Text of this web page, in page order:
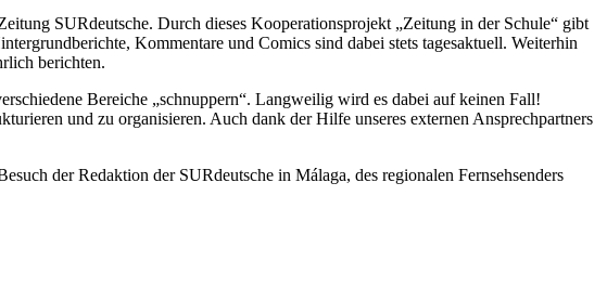
SURdeutsche. Durch dieses Kooperationsprojekt „Zeitung in der Schule“ gibt
Kommentare und Comics sind dabei stets tagesaktuell. Weiterhin
berichten.
Bereiche „schnuppern“. Langweilig wird es dabei auf keinen Fall!
und zu organisieren. Auch dank der Hilfe unseres externen Ansprechpartners
der Redaktion der SURdeutsche in Málaga, des regionalen Fernsehsenders